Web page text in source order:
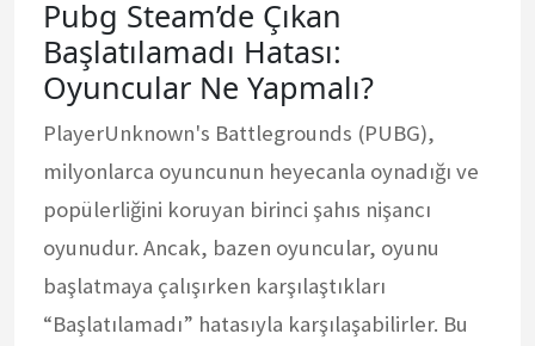
Pubg Steam’de Çıkan
Başlatılamadı Hatası:
Oyuncular Ne Yapmalı?
PlayerUnknown's Battlegrounds (PUBG),
milyonlarca oyuncunun heyecanla oynadığı ve
popülerliğini koruyan birinci şahıs nişancı
oyunudur. Ancak, bazen oyuncular, oyunu
başlatmaya çalışırken karşılaştıkları
“Başlatılamadı” hatasıyla karşılaşabilirler. Bu